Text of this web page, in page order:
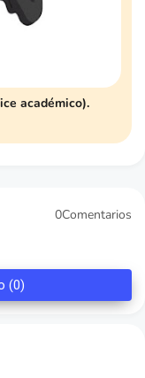
Discurso de agradecimiento (primer índice académico).
0Comentarios
(0)